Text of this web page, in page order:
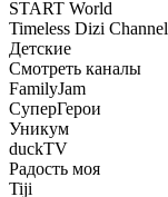
START World
Timeless Dizi Channel
Детские
Смотреть каналы
FamilyJam
СуперГерои
Уникум
duckTV
Радость моя
Tiji